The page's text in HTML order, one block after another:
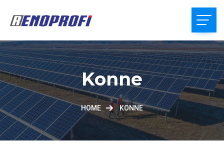
Konne
HOME KONNE